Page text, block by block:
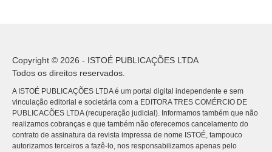
Copyright © 2026 - ISTOÉ PUBLICAÇÕES LTDA
Todos os direitos reservados.
A ISTOÉ PUBLICAÇÕES LTDA é um portal digital independente e sem
vinculação editorial e societária com a EDITORA TRES COMÉRCIO DE
PUBLICACÕES LTDA (recuperação judicial). Informamos também que não
realizamos cobranças e que também não oferecemos cancelamento do
contrato de assinatura da revista impressa de nome ISTOÉ, tampouco
autorizamos terceiros a fazê-lo, nos responsabilizamos apenas pelo